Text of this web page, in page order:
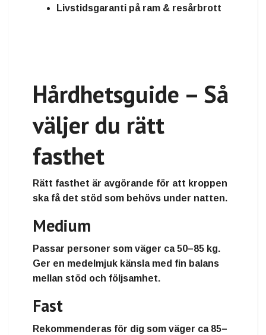
Livstidsgaranti på ram & resårbrott
Hårdhetsguide – Så
väljer du rätt
fasthet
Rätt fasthet är avgörande för att kroppen
ska få det stöd som behövs under natten.
Medium
Passar personer som väger ca 50–85 kg.
Ger en medelmjuk känsla med fin balans
mellan stöd och följsamhet.
Fast
Rekommenderas för dig som väger ca 85–